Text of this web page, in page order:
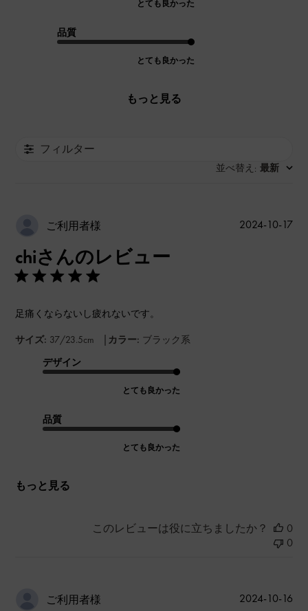
とても良かった
品質
とても良かった
もっと見る
フィルター
並べ替え : 最新
ご利用者様
chiさんのレビュー
足痛くならないし疲れないです。
サイズ: 37/23.5cm | カラー: ブラック系
デザイン
とても良かった
品質
とても良かった
もっと見る
公
2024-10-17
このレビューは役に立ちましたか？
0
0
ご利用者様
公
2024-10-16